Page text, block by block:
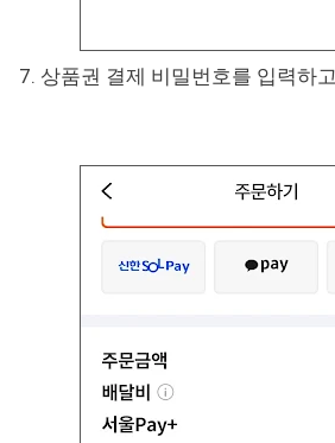
7. 상품권 결제 비밀번호를 입력하